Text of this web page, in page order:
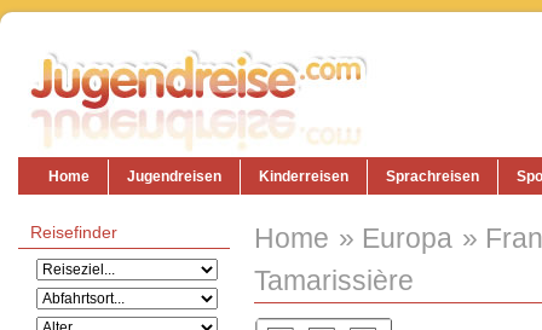
Home Jugendreisen Kinderreisen Sprachreisen
Reisefinder Home Europa
Tamarissière